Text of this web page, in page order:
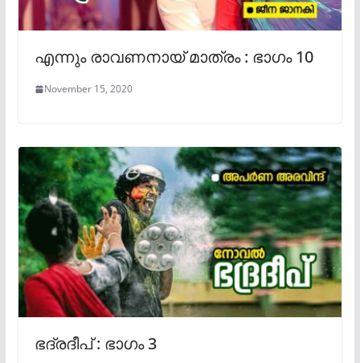
എന്നും രാവണനായ് മാത്രം : ഭാഗം 10
November 15, 2020
ഭദ്രദീപ് : ഭാഗം 3